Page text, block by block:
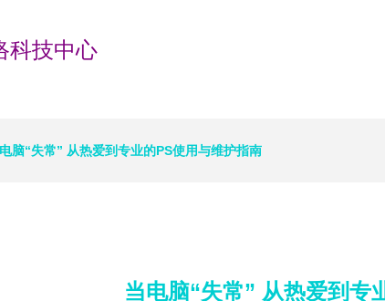
科技中心
脑“失常” 从热爱到专业的PS使用与维护指南
当电脑“失常” 从热爱到专